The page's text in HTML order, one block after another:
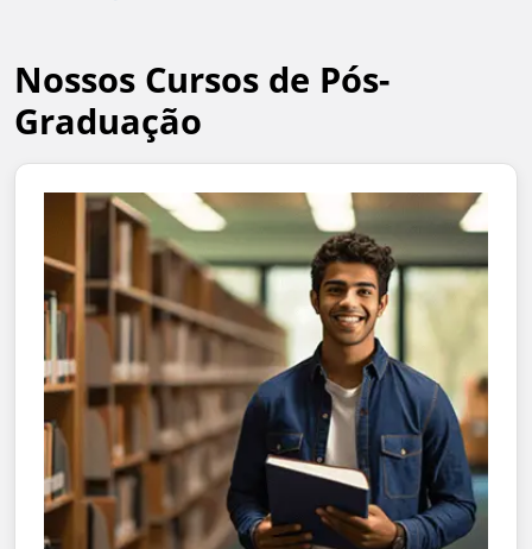
Nossos Cursos de Pós-
Graduação